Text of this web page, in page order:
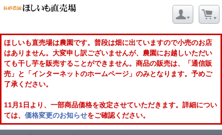
ほしいも直売場は農園です。普段は畑に出ていますので小売のお店
はありません。大変申し訳ございませんが、農園にお越しいただい
ても干し芋を販売することができません。商品の販売は、「通信販
売」と「インターネットのホームページ」のみとなります。予めご
了承ください。
11月1日より、一部商品価格を改定させていただきます。詳細につい
ては、 価格変更のお知らせをご確認ください。